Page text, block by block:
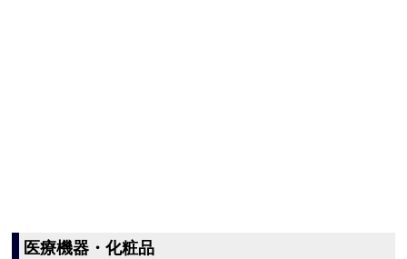
医療機器・化粧品